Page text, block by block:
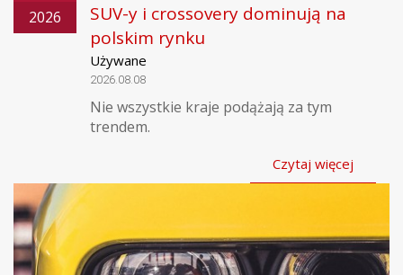
2026
SUV-y i crossovery dominują na
polskim rynku
Używane
2026.08.08
Nie wszystkie kraje podążają za tym
trendem.
Czytaj więcej